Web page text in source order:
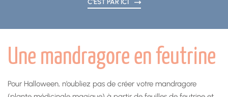
Une mandragore en feutrine
Pour Halloween, n’oubliez pas de créer votre mandragore